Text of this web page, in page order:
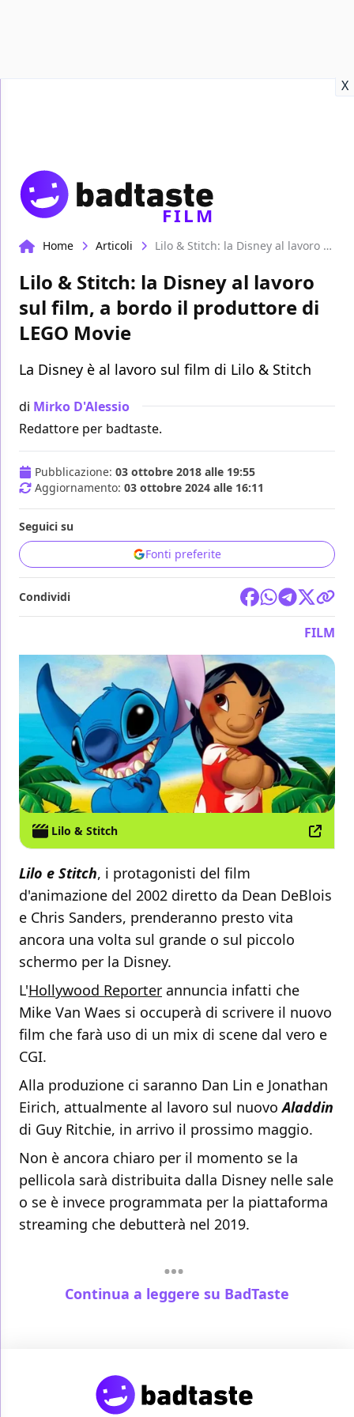
X
FILM
Home Articoli Lilo & Stitch: la Disney al lavoro sul film, a bordo il produttore di LEGO Movie
Lilo & Stitch: la Disney al lavoro
sul film, a bordo il produttore di
LEGO Movie
La Disney è al lavoro sul film di Lilo & Stitch
di Mirko D'Alessio
Redattore per badtaste.
Pubblicazione: 03 ottobre 2018 alle 19:55
Aggiornamento: 03 ottobre 2024 alle 16:11
Seguici su
Fonti preferite
Condividi
FILM
Lilo & Stitch
Lilo e Stitch, i protagonisti del film
d'animazione del 2002 diretto da Dean DeBlois
e Chris Sanders, prenderanno presto vita
ancora una volta sul grande o sul piccolo
schermo per la Disney.
L'Hollywood Reporter annuncia infatti che
Mike Van Waes si occuperà di scrivere il nuovo
film che farà uso di un mix di scene dal vero e
CGI.
Alla produzione ci saranno Dan Lin e Jonathan
Eirich, attualmente al lavoro sul nuovoAladdin
di Guy Ritchie, in arrivo il prossimo maggio.
Non è ancora chiaro per il momento se la
pellicola sarà distribuita dalla Disney nelle sale
o se è invece programmata per la piattaforma
streaming che debutterà nel 2019.
Continua a leggere su BadTaste